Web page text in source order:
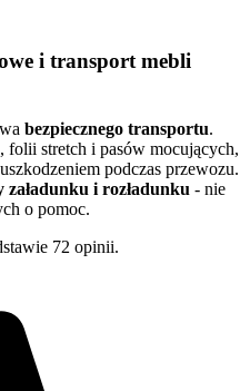
i transport mebli
bezpiecznego transportu.
stretch i pasów mocujących,
podczas przewozu.
i rozładunku - nie
o pomoc.
72 opinii.